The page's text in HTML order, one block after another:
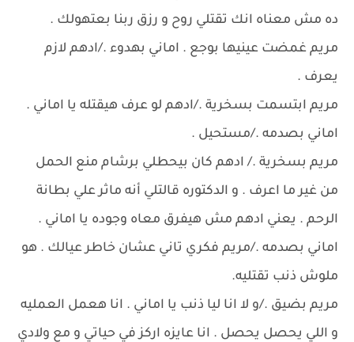
ده مش معناه انك تقتلي روح و رزق ربنا بعتهولك .
مريم غمضت عينيها بوجع . اماني بهدوء ./ادهم لازم
يعرف .
مريم ابتسمت بسخرية ./ادهم لو عرف هيقتله يا اماني .
اماني بصدمه ./مستحيل .
مريم بسخرية ./ ادهم كان بيحطلي برشام منع الحمل
من غير ما اعرف . و الدكتوره قالتلي أنه ماثر علي بطانة
الرحم . يعني ادهم مش هيفرق معاه وجوده يا اماني .
اماني بصدمه ./مريم فكري تاني عشان خاطر عيالك . هو
ملوش ذنب تقتليه.
مريم بضيق ./و لا انا ليا ذنب يا اماني . انا هعمل العمليه
و اللي يحصل يحصل . انا عايزه اركز في حياتي و مع ولادي